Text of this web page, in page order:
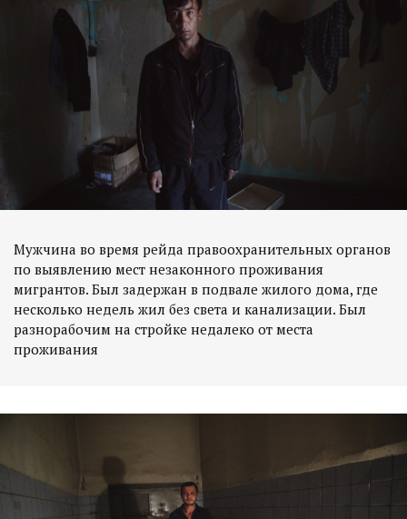
Мужчина во время рейда правоохранительных органов
по выявлению мест незаконного проживания
мигрантов. Был задержан в подвале жилого дома, где
несколько недель жил без света и канализации. Был
разнорабочим на стройке недалеко от места
проживания